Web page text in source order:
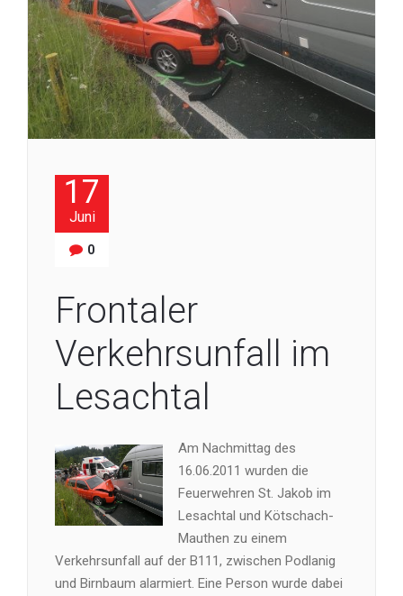
17
Juni
0
Frontaler
Verkehrsunfall im
Lesachtal
Am Nachmittag des
16.06.2011 wurden die
Feuerwehren St. Jakob im
Lesachtal und Kötschach-
Mauthen zu einem
Verkehrsunfall auf der B111, zwischen Podlanig
und Birnbaum alarmiert. Eine Person wurde dabei